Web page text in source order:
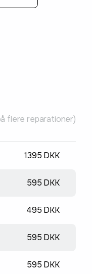
flere reparationer)
1395 DKK
595 DKK
495 DKK
595 DKK
595 DKK